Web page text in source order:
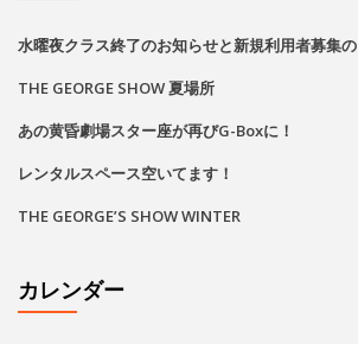
水曜夜クラス終了のお知らせと新規利用者募集
THE GEORGE SHOW 夏場所
あの黄昏劇場スター座が再びG-Boxに！
レンタルスペース空いてます！
THE GEORGE’S SHOW WINTER
カレンダー